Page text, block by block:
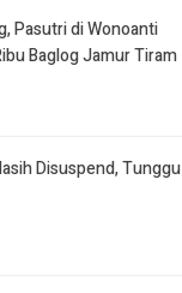
Pasutri di Wonoanti
Baglog Jamur Tiram
Disuspend, Tunggu